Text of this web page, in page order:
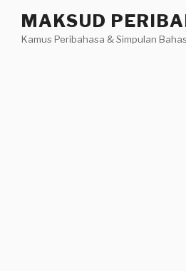
content
MAKSUD
Kamus Peribahasa & Simpulan